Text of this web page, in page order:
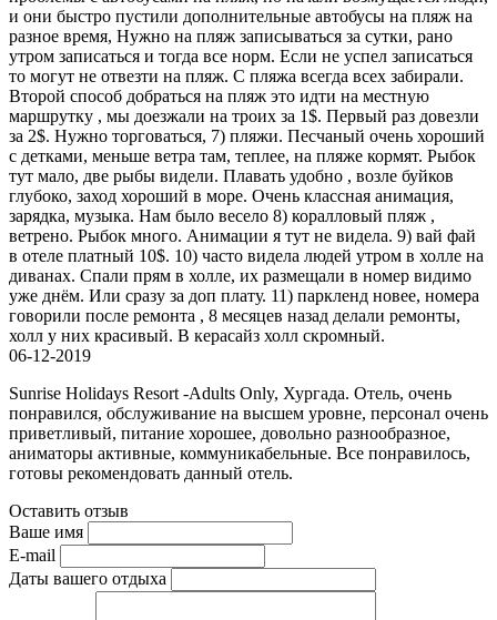
и они быстро пустили дополнительные автобусы на пляж на
разное время, Нужно на пляж записываться за сутки, рано
утром записаться и тогда все норм. Если не успел записаться
то могут не отвезти на пляж. С пляжа всегда всех забирали.
Второй способ добраться на пляж это идти на местную
маршрутку , мы доезжали на троих за 1$. Первый раз довезли
за 2$. Нужно торговаться, 7) пляжи. Песчаный очень хороший
с детками, меньше ветра там, теплее, на пляже кормят. Рыбок
тут мало, две рыбы видели. Плавать удобно , возле буйков
глубоко, заход хороший в море. Очень классная анимация,
зарядка, музыка. Нам было весело 8) коралловый пляж ,
ветрено. Рыбок много. Анимации я тут не видела. 9) вай фай
в отеле платный 10$. 10) часто видела людей утром в холле на
диванах. Спали прям в холле, их размещали в номер видимо
уже днём. Или сразу за доп плату. 11) паркленд новее, номера
говорили после ремонта , 8 месяцев назад делали ремонты,
холл у них красивый. В керасайз холл скромный.
06-12-2019
Sunrise Holidays Resort -Adults Only, Хургада. Отель, очень
понравился, обслуживание на высшем уровне, персонал очень
приветливый, питание хорошее, довольно разнообразное,
аниматоры активные, коммуникабельные. Все понравилось,
готовы рекомендовать данный отель.
Оставить отзыв
Ваше имя
E-mail
Даты вашего отдыха